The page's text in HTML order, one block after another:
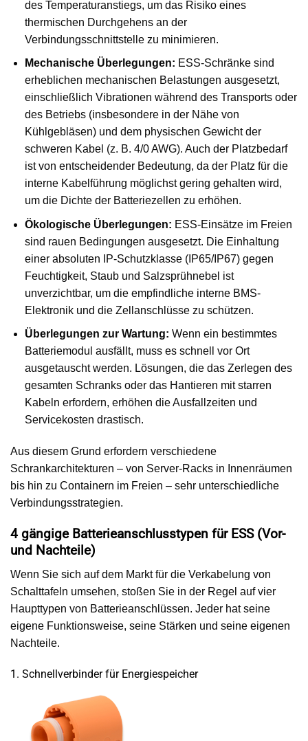
des Temperaturanstiegs, um das Risiko eines
thermischen Durchgehens an der
Verbindungsschnittstelle zu minimieren.
Mechanische Überlegungen: ESS-Schränke sind
erheblichen mechanischen Belastungen ausgesetzt,
einschließlich Vibrationen während des Transports oder
des Betriebs (insbesondere in der Nähe von
Kühlgebläsen) und dem physischen Gewicht der
schweren Kabel (z. B. 4/0 AWG). Auch der Platzbedarf
ist von entscheidender Bedeutung, da der Platz für die
interne Kabelführung möglichst gering gehalten wird,
um die Dichte der Batteriezellen zu erhöhen.
Ökologische Überlegungen: ESS-Einsätze im Freien
sind rauen Bedingungen ausgesetzt. Die Einhaltung
einer absoluten IP-Schutzklasse (IP65/IP67) gegen
Feuchtigkeit, Staub und Salzsprühnebel ist
unverzichtbar, um die empfindliche interne BMS-
Elektronik und die Zellanschlüsse zu schützen.
Überlegungen zur Wartung: Wenn ein bestimmtes
Batteriemodul ausfällt, muss es schnell vor Ort
ausgetauscht werden. Lösungen, die das Zerlegen des
gesamten Schranks oder das Hantieren mit starren
Kabeln erfordern, erhöhen die Ausfallzeiten und
Servicekosten drastisch.
Aus diesem Grund erfordern verschiedene
Schrankarchitekturen – von Server-Racks in Innenräumen
bis hin zu Containern im Freien – sehr unterschiedliche
Verbindungsstrategien.
4 gängige Batterieanschlusstypen für ESS (Vor-
und Nachteile)
Wenn Sie sich auf dem Markt für die Verkabelung von
Schalttafeln umsehen, stoßen Sie in der Regel auf vier
Haupttypen von Batterieanschlüssen. Jeder hat seine
eigene Funktionsweise, seine Stärken und seine eigenen
Nachteile.
1. Schnellverbinder für Energiespeicher